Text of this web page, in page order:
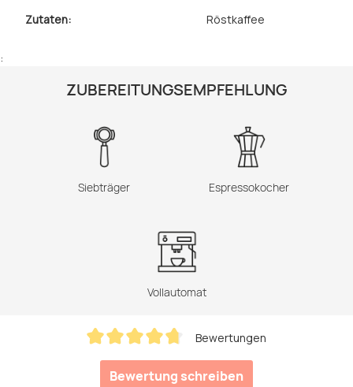
Zutaten: Röstkaffee
:
ZUBEREITUNGSEMPFEHLUNG
Siebträger Espressokocher
Vollautomat
Bewertungen
Bewertung schreiben